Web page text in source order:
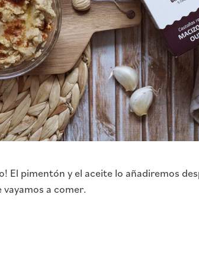
El pimentón y el aceite lo añadiremos
a comer.